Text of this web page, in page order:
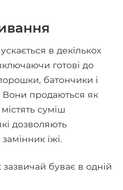
в декількох
готові до
батончики і
Вони продаються як
суміш
дозволяють
їжі.
буває в одній